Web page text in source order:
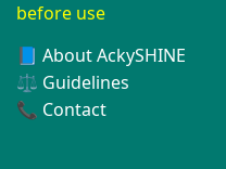
before use
📘 About AckySHINE
⚖️ Guidelines
📞 Contact